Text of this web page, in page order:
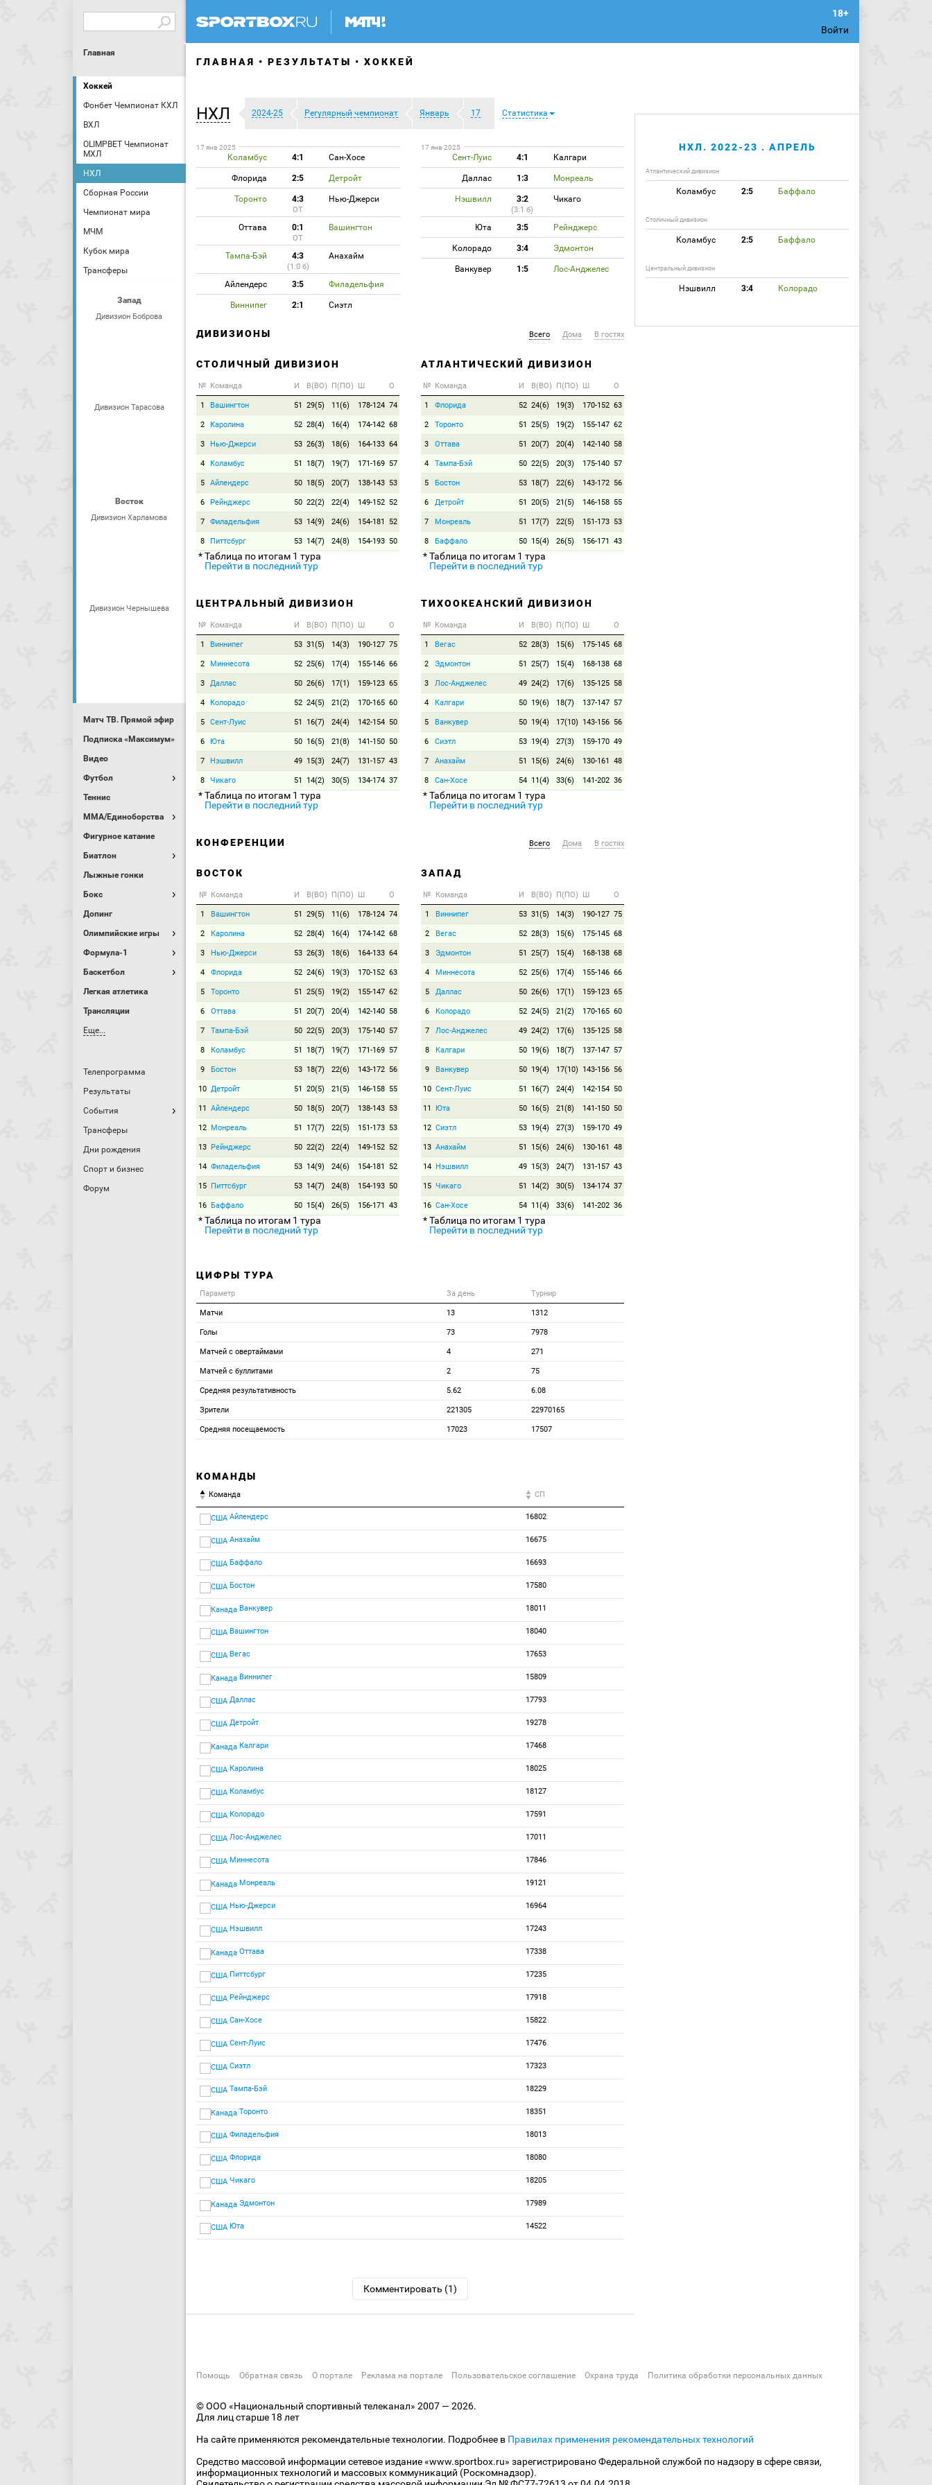
Войти
Главная
Хоккей
Фонбет Чемпионат КХЛ
ВХЛ
OLIMPBET Чемпионат
МХЛ
НХЛ
Сборная России
Чемпионат мира
МЧМ
Кубок мира
Трансферы
Запад
Дивизион Боброва
Дивизион Тарасова
Восток
Дивизион Харламова
Дивизион Чернышева
Матч ТВ. Прямой эфир
Подписка «Максимум»
Видео
Футбол
Теннис
MMA/Единоборства
Фигурное катание
Биатлон
Лыжные гонки
Бокс
Допинг
Олимпийские игры
Формула-1
Баскетбол
Легкая атлетика
Трансляции
Еще...
Телепрограмма
Результаты
События
Трансферы
Дни рождения
Спорт и бизнес
Форум
ГЛАВНАЯ РЕЗУЛЬТАТЫ ХОККЕЙ
НХЛ 2024-25 Регулярный чемпионат Январь 17 Статистика
17 янв 2025
Коламбус 4:1 Сан-Хосе
Флорида 2:5 Детройт
Торонто 4:3 Нью-Джерси
ОТ
Оттава 0:1 Вашингтон
ОТ
Тампа-Бэй 4:3 Анахайм
(1:0 б)
Айлендерс 3:5 Филадельфия
Виннипег 2:1 Сиэтл
17 янв 2025
Сент-Луис 4:1 Калгари
Даллас 1:3 Монреаль
Нэшвилл 3:2 Чикаго
(3:1 б)
Юта 3:5 Рейнджерс
Колорадо 3:4 Эдмонтон
Ванкувер 1:5 Лос-Анджелес
Всего Дома В гостях
ДИВИЗИОНЫ
СТОЛИЧНЫЙ ДИВИЗИОН
№ Команда И В(ВО) П(ПО) Ш О
1 Вашингтон 51 29(5) 11(6) 178-124 74
2 Каролина 52 28(4) 16(4) 174-142 68
3 Нью-Джерси 53 26(3) 18(6) 164-133 64
4 Коламбус 51 18(7) 19(7) 171-169 57
5 Айлендерс 50 18(5) 20(7) 138-143 53
6 Рейнджерс 50 22(2) 22(4) 149-152 52
7 Филадельфия 53 14(9) 24(6) 154-181 52
8 Питтсбург 53 14(7) 24(8) 154-193 50
* Таблица по итогам 1 тура
Перейти в последний тур
АТЛАНТИЧЕСКИЙ ДИВИЗИОН
№ Команда И В(ВО) П(ПО) Ш О
1 Флорида 52 24(6) 19(3) 170-152 63
2 Торонто 51 25(5) 19(2) 155-147 62
3 Оттава 51 20(7) 20(4) 142-140 58
4 Тампа-Бэй 50 22(5) 20(3) 175-140 57
5 Бостон 53 18(7) 22(6) 143-172 56
6 Детройт 51 20(5) 21(5) 146-158 55
7 Монреаль 51 17(7) 22(5) 151-173 53
8 Баффало 50 15(4) 26(5) 156-171 43
* Таблица по итогам 1 тура
Перейти в последний тур
ЦЕНТРАЛЬНЫЙ ДИВИЗИОН
№ Команда И В(ВО) П(ПО) Ш О
1 Виннипег 53 31(5) 14(3) 190-127 75
2 Миннесота 52 25(6) 17(4) 155-146 66
3 Даллас 50 26(6) 17(1) 159-123 65
4 Колорадо 52 24(5) 21(2) 170-165 60
5 Сент-Луис 51 16(7) 24(4) 142-154 50
6 Юта 50 16(5) 21(8) 141-150 50
7 Нэшвилл 49 15(3) 24(7) 131-157 43
8 Чикаго 51 14(2) 30(5) 134-174 37
* Таблица по итогам 1 тура
Перейти в последний тур
ТИХООКЕАНСКИЙ ДИВИЗИОН
№ Команда И В(ВО) П(ПО) Ш О
1 Вегас 52 28(3) 15(6) 175-145 68
2 Эдмонтон 51 25(7) 15(4) 168-138 68
3 Лос-Анджелес 49 24(2) 17(6) 135-125 58
4 Калгари 50 19(6) 18(7) 137-147 57
5 Ванкувер 50 19(4) 17(10) 143-156 56
6 Сиэтл 53 19(4) 27(3) 159-170 49
7 Анахайм 51 15(6) 24(6) 130-161 48
8 Сан-Хосе 54 11(4) 33(6) 141-202 36
* Таблица по итогам 1 тура
Перейти в последний тур
Всего Дома В гостях
КОНФЕРЕНЦИИ
ВОСТОК
№ Команда И В(ВО) П(ПО) Ш О
1 Вашингтон 51 29(5) 11(6) 178-124 74
2 Каролина 52 28(4) 16(4) 174-142 68
3 Нью-Джерси 53 26(3) 18(6) 164-133 64
4 Флорида 52 24(6) 19(3) 170-152 63
5 Торонто 51 25(5) 19(2) 155-147 62
6 Оттава 51 20(7) 20(4) 142-140 58
7 Тампа-Бэй 50 22(5) 20(3) 175-140 57
8 Коламбус 51 18(7) 19(7) 171-169 57
9 Бостон 53 18(7) 22(6) 143-172 56
10 Детройт 51 20(5) 21(5) 146-158 55
11 Айлендерс 50 18(5) 20(7) 138-143 53
12 Монреаль 51 17(7) 22(5) 151-173 53
13 Рейнджерс 50 22(2) 22(4) 149-152 52
14 Филадельфия 53 14(9) 24(6) 154-181 52
15 Питтсбург 53 14(7) 24(8) 154-193 50
16 Баффало 50 15(4) 26(5) 156-171 43
* Таблица по итогам 1 тура
Перейти в последний тур
ЗАПАД
№ Команда И В(ВО) П(ПО) Ш О
1 Виннипег 53 31(5) 14(3) 190-127 75
2 Вегас 52 28(3) 15(6) 175-145 68
3 Эдмонтон 51 25(7) 15(4) 168-138 68
4 Миннесота 52 25(6) 17(4) 155-146 66
5 Даллас 50 26(6) 17(1) 159-123 65
6 Колорадо 52 24(5) 21(2) 170-165 60
7 Лос-Анджелес 49 24(2) 17(6) 135-125 58
8 Калгари 50 19(6) 18(7) 137-147 57
9 Ванкувер 50 19(4) 17(10) 143-156 56
10 Сент-Луис 51 16(7) 24(4) 142-154 50
11 Юта 50 16(5) 21(8) 141-150 50
12 Сиэтл 53 19(4) 27(3) 159-170 49
13 Анахайм 51 15(6) 24(6) 130-161 48
14 Нэшвилл 49 15(3) 24(7) 131-157 43
15 Чикаго 51 14(2) 30(5) 134-174 37
16 Сан-Хосе 54 11(4) 33(6) 141-202 36
* Таблица по итогам 1 тура
Перейти в последний тур
ЦИФРЫ ТУРА
Параметр За день Турнир
Матчи 13 1312
Голы 73 7978
Матчей с овертаймами 4 271
Матчей с буллитами 2 75
Средняя результативность 5.62 6.08
Зрители 221305 22970165
Средняя посещаемость 17023 17507
КОМАНДЫ
Команда СП
Айлендерс 16802
Анахайм 16675
Баффало 16693
Бостон 17580
Ванкувер 18011
Вашингтон 18040
Вегас 17653
Виннипег 15809
Даллас 17793
Детройт 19278
Калгари 17468
Каролина 18025
Коламбус 18127
Колорадо 17591
Лос-Анджелес 17011
Миннесота 17846
Монреаль 19121
Нью-Джерси 16964
Нэшвилл 17243
Оттава 17338
Питтсбург 17235
Рейнджерс 17918
Сан-Хосе 15822
Сент-Луис 17476
Сиэтл 17323
Тампа-Бэй 18229
Торонто 18351
Филадельфия 18013
Флорида 18080
Чикаго 18205
Эдмонтон 17989
Юта 14522
Комментировать (1)
НХЛ. 2022-23 . АПРЕЛЬ
Атлантический дивизион
Коламбус 2:5 Баффало
Столичный дивизион
Коламбус 2:5 Баффало
Центральный дивизион
Нэшвилл 3:4 Колорадо
Помощь Обратная связь О портале Реклама на портале Пользовательское соглашение Охрана труда Политика обработки персональных данных
© ООО «Национальный спортивный телеканал» 2007 — 2026.
Для лиц старше 18 лет
На сайте применяются рекомендательные технологии. Подробнее в Правилах применения рекомендательных технологий
Средство массовой информации сетевое издание «www.sportbox.ru» зарегистрировано Федеральной службой по надзору в сфере связи,
информационных технологий и массовых коммуникаций (Роскомнадзор).